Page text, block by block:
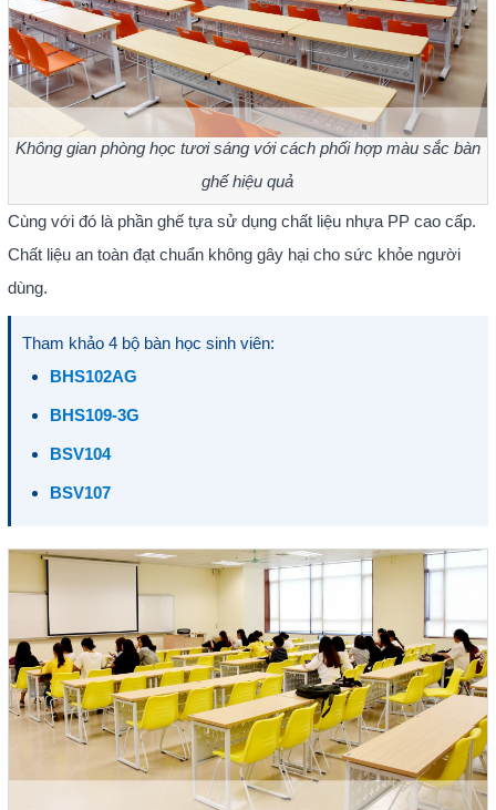
Không gian phòng học tươi sáng với cách phối hợp màu sắc bàn
ghế hiệu quả
Cùng với đó là phần ghế tựa sử dụng chất liệu nhựa PP cao cấp.
Chất liệu an toàn đạt chuẩn không gây hại cho sức khỏe người
dùng.
Tham khảo 4 bộ bàn học sinh viên:
BHS102AG
BHS109-3G
BSV104
BSV107